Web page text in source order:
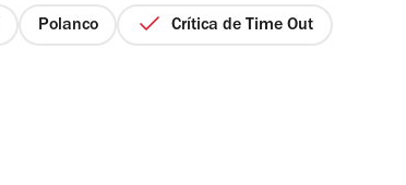
Polanco Crítica de Time Out